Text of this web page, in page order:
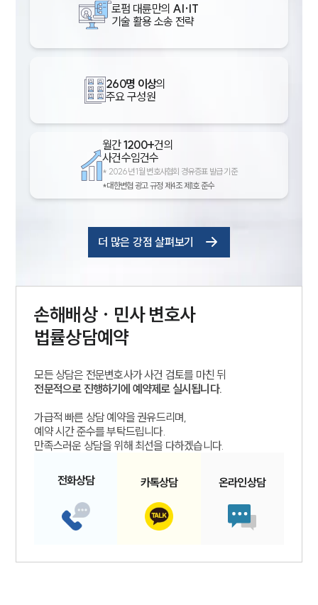
로펌 대륜만의 AI·IT
기술 활용 소송 전략
260명 이상의
주요 구성원
월간1200+건의
사건수임건수
* 2026년 1월 변호사협회 경유증표 발급 기준
*대한변협 광고 규정 제4조 제1호 준수
더 많은 강점 살펴보기
손해배상 · 민사변호사
법률상담예약
모든 상담은 전문변호사가 사건 검토를 마친 뒤
전문적으로 진행하기에 예약제로 실시됩니다.
가급적 빠른 상담 예약을 권유드리며,
예약 시간 준수를 부탁드립니다.
만족스러운 상담을 위해 최선을 다하겠습니다.
전화상담 카톡상담 온라인상담